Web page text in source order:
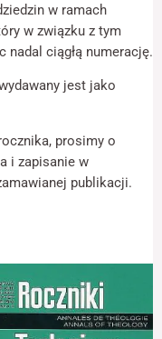
w ramach
w związku z tym
nadal ciągłą numerację.
jest jako
prosimy o
i zapisanie w
publikacji.